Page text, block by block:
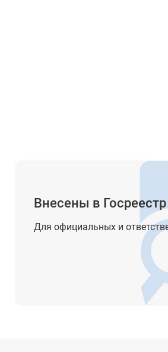
Внесены в Госреестр
Для официальных и